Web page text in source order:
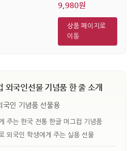
9,980원
상품 페이지로
이동
외국인선물 기념품 한 줄 소개
국인 기념품 선물용
주는 한국 전통 한글 머그컵 기념품
외국인 학생에게 주는 실용 선물